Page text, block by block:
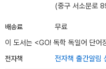
(중구 서소문로
배송료
무료
이 도서는 <GO! 독학 독일어 단어
전자책 전자책 출간알림